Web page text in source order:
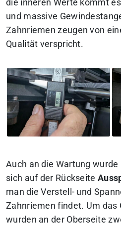
die inneren Werte kommt
und massive
Zahnriemen zeugen von
Qualität verspricht.
Auch an die Wartung
sich auf der Rückseite
man die Verstell- und
Zahnriemen findet. Um das
wurden an der Oberseite